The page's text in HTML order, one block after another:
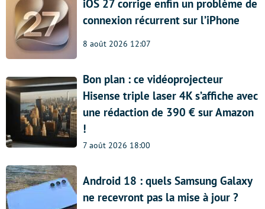
iOS 27 corrige enfin un problème de
connexion récurrent sur l’iPhone
8 août 2026 12:07
Bon plan : ce vidéoprojecteur
Hisense triple laser 4K s’affiche avec
une rédaction de 390 € sur Amazon
!
7 août 2026 18:00
Android 18 : quels Samsung Galaxy
ne recevront pas la mise à jour ?